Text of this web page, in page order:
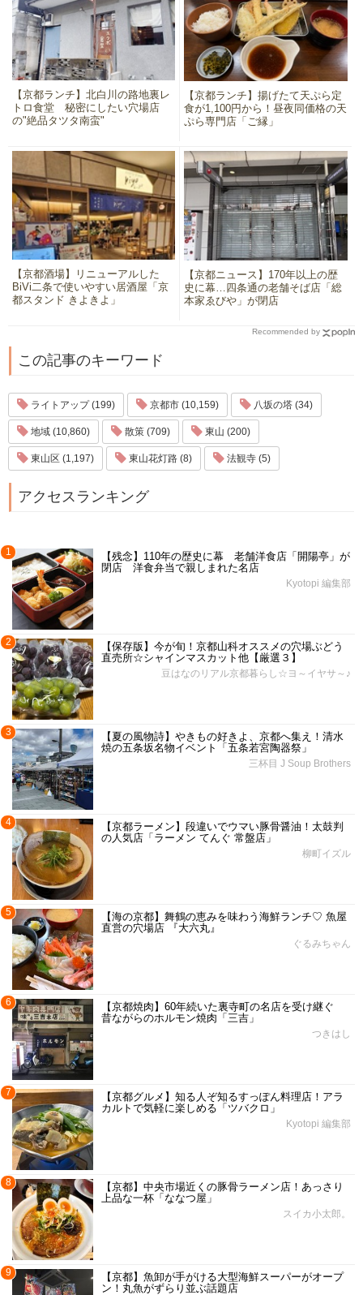
【京都ランチ】北白川の路地裏レ
トロ食堂 秘密にしたい穴場店
の"絶品タツタ南蛮"
【京都ランチ】揚げたて天ぷら定
食が1,100円から！昼夜同価格の天
ぷら専門店「ご縁」
【京都酒場】リニューアルした
BiVi二条で使いやすい居酒屋「京
都スタンド きよきよ」
【京都ニュース】170年以上の歴
史に幕…四条通の老舗そば店「総
本家ゑびや」が閉店
Recommended by
この記事のキーワード
ライトアップ (199) 京都市 (10,159) 八坂の塔 (34)
地域 (10,860) 散策 (709) 東山 (200)
東山区 (1,197) 東山花灯路 (8) 法観寺 (5)
アクセスランキング
1
【残念】110年の歴史に幕 老舗洋食店「開陽亭」が
閉店 洋食弁当で親しまれた名店
Kyotopi 編集部
2
【保存版】今が旬！京都山科オススメの穴場ぶどう
直売所☆シャインマスカット他【厳選３】
豆はなのリアル京都暮らし☆ヨ～イヤサ～♪
3
【夏の風物詩】やきもの好きよ、京都へ集え！清水
焼の五条坂名物イベント「五条若宮陶器祭」
三杯目 J Soup Brothers
4
【京都ラーメン】段違いでウマい豚骨醤油！太鼓判
の人気店「ラーメン てんぐ 常盤店」
柳町イズル
5
【海の京都】舞鶴の恵みを味わう海鮮ランチ♡ 魚屋
直営の穴場店 『大六丸』
ぐるみちゃん
6
【京都焼肉】60年続いた裏寺町の名店を受け継ぐ
昔ながらのホルモン焼肉「三吉」
つきはし
7
【京都グルメ】知る人ぞ知るすっぽん料理店！アラ
カルトで気軽に楽しめる「ツバクロ」
Kyotopi 編集部
8
【京都】中央市場近くの豚骨ラーメン店！あっさり
上品な一杯「ななつ屋」
スイカ小太郎。
9
【京都】魚卸が手がける大型海鮮スーパーがオープ
ン！丸魚がずらり並ぶ話題店